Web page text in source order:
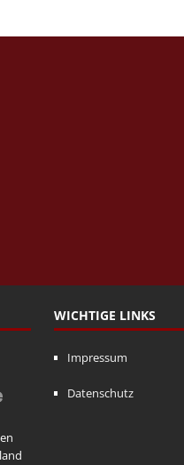
WICHTIGE LINKS
Impressum
Datenschutz